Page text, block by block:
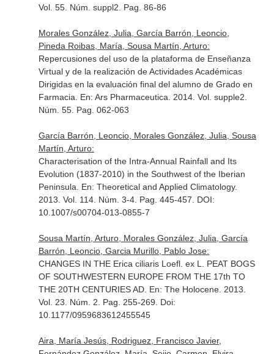
Vol. 55. Núm. suppl2. Pag. 86-86
Morales González, Julia, García Barrón, Leoncio,
Pineda Roibas, María, Sousa Martín, Arturo:
Repercusiones del uso de la plataforma de Enseñanza
Virtual y de la realización de Actividades Académicas
Dirigidas en la evaluación final del alumno de Grado en
Farmacia. En: Ars Pharmaceutica . 2014. Vol. supple2.
Núm. 55. Pag. 062-063
García Barrón, Leoncio, Morales González, Julia, Sousa
Martín, Arturo:
Characterisation of the Intra-Annual Rainfall and Its
Evolution (1837-2010) in the Southwest of the Iberian
Peninsula. En: Theoretical and Applied Climatology.
2013. Vol. 114. Núm. 3-4. Pag. 445-457. DOI:
10.1007/s00704-013-0855-7
Sousa Martín, Arturo, Morales González, Julia, García
Barrón, Leoncio, Garcia Murillo, Pablo Jose:
CHANGES IN THE Erica ciliaris Loefl. ex L. PEAT BOGS
OF SOUTHWESTERN EUROPE FROM THE 17th TO
THE 20TH CENTURIES AD. En: The Holocene. 2013.
Vol. 23. Núm. 2. Pag. 255-269. Doi:
10.1177/0959683612455545
Aira, María Jesús, Rodriguez, Francisco Javier,